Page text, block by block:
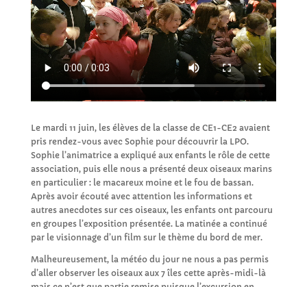
Le mardi 11 juin, les élèves de la classe de CE1-CE2 avaient
pris rendez-vous avec Sophie pour découvrir la LPO.
Sophie l’animatrice a expliqué aux enfants le rôle de cette
association, puis elle nous a présenté deux oiseaux marins
en particulier : le macareux moine et le fou de bassan.
Après avoir écouté avec attention les informations et
autres anecdotes sur ces oiseaux, les enfants ont parcouru
en groupes l’exposition présentée. La matinée a continué
par le visionnage d’un film sur le thème du bord de mer.
Malheureusement, la météo du jour ne nous a pas permis
d’aller observer les oiseaux aux 7 îles cette après-midi-là